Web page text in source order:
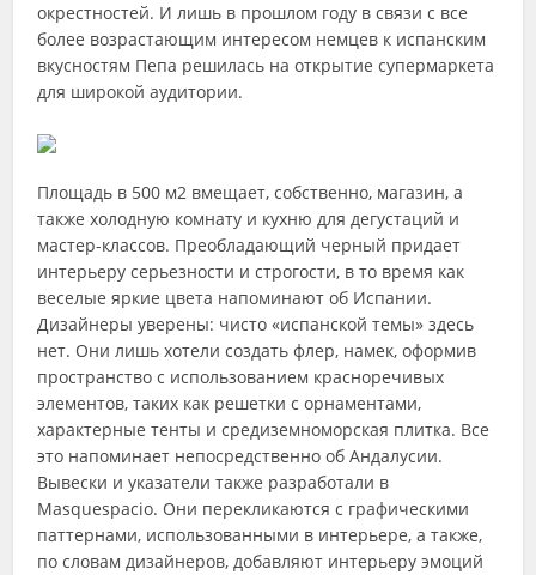
окрестностей. И лишь в прошлом году в связи с все
более возрастающим интересом немцев к испанским
вкусностям Пепа решилась на открытие супермаркета
для широкой аудитории.
Площадь в 500 м2 вмещает, собственно, магазин, а
также холодную комнату и кухню для дегустаций и
мастер-классов. Преобладающий черный придает
интерьеру серьезности и строгости, в то время как
веселые яркие цвета напоминают об Испании.
Дизайнеры уверены: чисто «испанской темы» здесь
нет. Они лишь хотели создать флер, намек, оформив
пространство с использованием красноречивых
элементов, таких как решетки с орнаментами,
характерные тенты и средиземноморская плитка. Все
это напоминает непосредственно об Андалусии.
Вывески и указатели также разработали в
Masquespacio. Они перекликаются с графическими
паттернами, использованными в интерьере, а также,
по словам дизайнеров, добавляют интерьеру эмоций